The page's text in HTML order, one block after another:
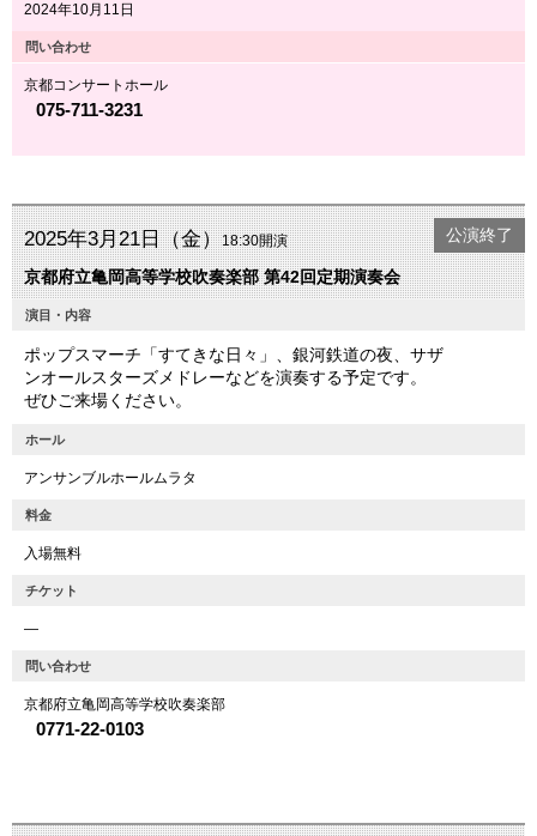
2024年10月11日
問い合わせ
京都コンサートホール
075-711-3231
2025年3月21日（金）18:30開演
京都府立亀岡高等学校吹奏楽部 第42回定期演奏会
公演終了
演目・内容
ポップスマーチ「すてきな日々」、銀河鉄道の夜、サザ
ンオールスターズメドレーなどを演奏する予定です。
ぜひご来場ください。
ホール
アンサンブルホールムラタ
料金
入場無料
チケット
―
問い合わせ
京都府立亀岡高等学校吹奏楽部
0771-22-0103